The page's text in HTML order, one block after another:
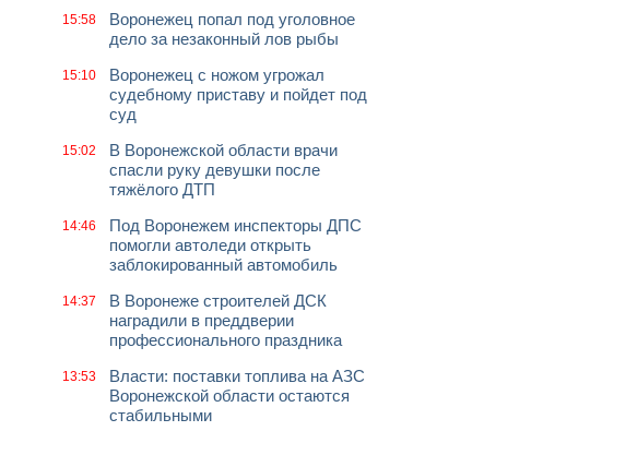
15:58
Воронежец попал под уголовное
дело за незаконный лов рыбы
15:10
Воронежец с ножом угрожал
судебному приставу и пойдет под
суд
15:02
В Воронежской области врачи
спасли руку девушки после
тяжёлого ДТП
14:46
Под Воронежем инспекторы ДПС
помогли автоледи открыть
заблокированный автомобиль
14:37
В Воронеже строителей ДСК
наградили в преддверии
профессионального праздника
13:53
Власти: поставки топлива на АЗС
Воронежской области остаются
стабильными